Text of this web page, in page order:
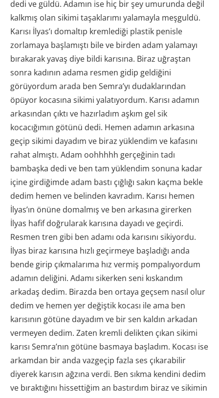
dedi ve güldü. Adamın ise hiç bir şey umurunda değil
kalkmış olan sikimi taşaklarımı yalamayla meşguldü.
Karısı İlyas’ı domaltıp kremlediği plastik penisle
zorlamaya başlamıştı bile ve birden adam yalamayı
bırakarak yavaş diye bildi karısına. Biraz uğraştan
sonra kadının adama resmen gidip geldiğini
görüyordum arada ben Semra’yı dudaklarından
öpüyor kocasına sikimi yalatıyordum. Karısı adamın
arkasından çıktı ve hazırladım aşkım gel sik
kocacığımın götünü dedi. Hemen adamın arkasına
geçip sikimi dayadım ve biraz yüklendim ve kafasını
rahat almıştı. Adam oohhhhh gerçeğinin tadı
bambaşka dedi ve ben tam yüklendim sonuna kadar
içine girdiğimde adam bastı çığlığı sakın kaçma bekle
dedim hemen ve belinden kavradım. Karısı hemen
İlyas’ın önüne domalmış ve ben arkasına girerken
İlyas hafif doğrularak karısına dayadı ve geçirdi.
Resmen tren gibi ben adamı oda karısını sikiyordu.
İlyas biraz karısına hızlı geçirmeye başladığı anda
bende girip çıkmalarıma hız vermiş pompalıyordum
adamın deliğini. Adamı sikerken seni kıskandım
arkadaş dedim. Birazda ben ortaya geçsem nasıl olur
dedim ve hemen yer değiştik kocası ile ama ben
karısının götüne dayadım ve bir sen kaldın arkadan
vermeyen dedim. Zaten kremli delikten çıkan sikimi
karısı Semra’nın götüne basmaya başladım. Kocası ise
arkamdan bir anda vazgeçip fazla ses çıkarabilir
diyerek karısın ağzına verdi. Ben sıkma kendini dedim
ve bıraktığını hissettiğim an bastırdım biraz ve sikimin